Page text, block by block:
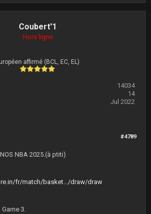
Coubert'1
Hors ligne
affirmé (BCL, EC, EL)
14034
14
Jul 2022
#4789
NBA 2025.(à ptiti)
fr/match/basket.../draw/draw
Game 3.